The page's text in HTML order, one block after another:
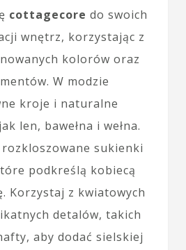
cottagecore do swoich
wnętrz, korzystając z
kolorów oraz
W modzie
kroje i naturalne
len, bawełna i wełna.
sukienki
podkreślą kobiecą
Korzystaj z kwiatowych
detalów, takich
aby dodać sielskiej